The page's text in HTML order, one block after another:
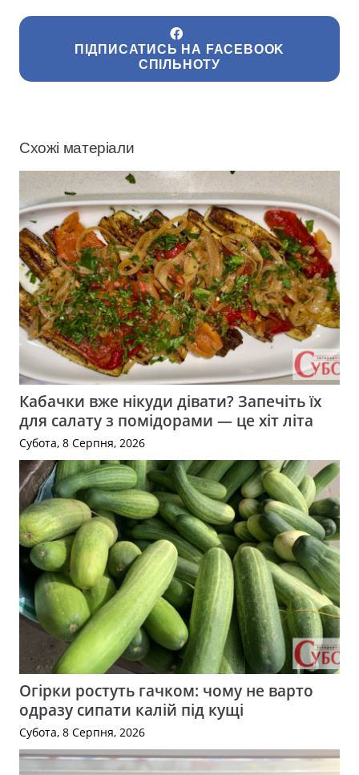
ПІДПИСАТИСЬ НА FACEBOOK
СПІЛЬНОТУ
Схожі матеріали
Кабачки вже нікуди дівати? Запечіть їх
для салату з помідорами — це хіт літа
Субота, 8 Серпня, 2026
Огірки ростуть гачком: чому не варто
одразу сипати калій під кущі
Субота, 8 Серпня, 2026